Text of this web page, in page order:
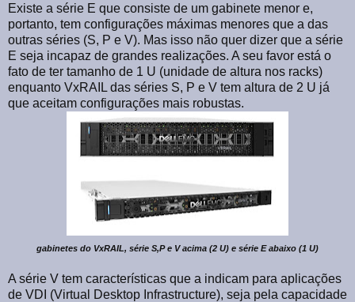
Existe a série E que consiste de um gabinete menor e,
portanto, tem configurações máximas menores que a das
outras séries (S, P e V). Mas isso não quer dizer que a série
E seja incapaz de grandes realizações. A seu favor está o
fato de ter tamanho de 1 U (unidade de altura nos racks)
enquanto VxRAIL das séries S, P e V tem altura de 2 U já
que aceitam configurações mais robustas.
gabinetes do VxRAIL, série S,P e V acima (2 U) e série E abaixo (1 U)
A série V tem características que a indicam para aplicações
de VDI (Virtual Desktop Infrastructure), seja pela capacidade